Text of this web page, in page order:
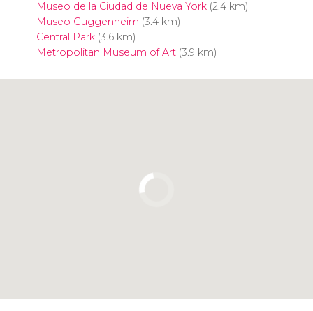
Museo de la Ciudad de Nueva York(2.4 km)
Museo Guggenheim (3.4 km)
Central Park(3.6 km)
Metropolitan Museum of Art(3.9 km)